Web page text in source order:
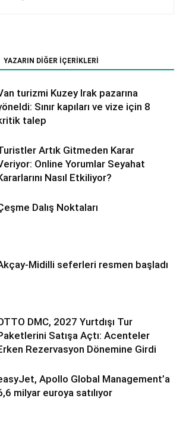
YAZARIN DIĞER İÇERIKLERI
turizmi Kuzey Irak pazarına
Sınır kapıları ve vize için 8
talep
Artık Gitmeden Karar
Online Yorumlar Seyahat
Nasıl Etkiliyor?
Dalış Noktaları
Midilli seferleri resmen başladı
DMC, 2027 Yurtdışı Tur
Satışa Açtı: Acenteler
Rezervasyon Dönemine Girdi
Apollo Global Management’a
milyar euroya satılıyor